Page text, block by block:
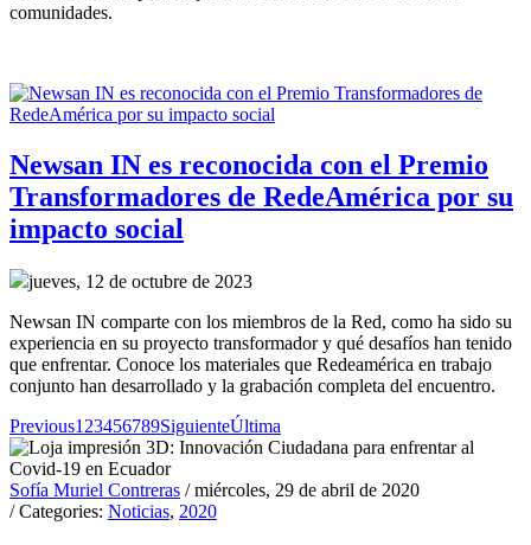
comunidades.
Newsan IN es reconocida con el Premio
Transformadores de RedeAmérica por su
impacto social
jueves, 12 de octubre de 2023
Newsan IN comparte con los miembros de la Red, como ha sido su
experiencia en su proyecto transformador y qué desafíos han tenido
que enfrentar. Conoce los materiales que Redeamérica en trabajo
conjunto han desarrollado y la grabación completa del encuentro.
Previous1 23456789SiguienteÚltima
Sofía Muriel Contreras / miércoles, 29 de abril de 2020
/ Categories: Noticias, 2020